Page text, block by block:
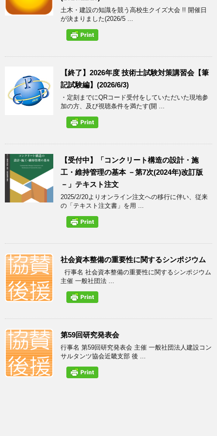
土木・建設の知識を競う高校生クイズ大会 !! 開催日
が決まりました(2026/5 ...
【終了】2026年度 技術士試験対策講習会【筆
記試験編】(2026/6/3)
・定刻までにQRコード受付をしていただいた現地参
加の方、及び視聴条件を満たす(開 ...
【受付中】「コンクリート構造の設計・施
工・維持管理の基本 －第7次(2024年)改訂版
－」テキスト注文
2025/2/20よりオンライン注文への移行に伴い、従来
の「テキスト注文書」を用 ...
社会資本整備の重要性に関するシンポジウム
行事名 社会資本整備の重要性に関するシンポジウム
主催 一般社団法 ...
第59回研究発表会
行事名 第59回研究発表会 主催 一般社団法人建設コン
サルタンツ協会近畿支部 後 ...